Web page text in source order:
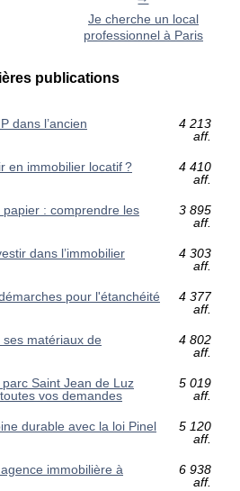
Je cherche un local
professionnel à Paris
publications
dans l’ancien
4 213
aff.
en immobilier locatif ?
4 410
aff.
: comprendre les
3 895
aff.
dans l’immobilier
4 303
aff.
pour l'étanchéité
4 377
aff.
matériaux de
4 802
aff.
Saint Jean de Luz
vos demandes
5 019
aff.
durable avec la loi Pinel
5 120
aff.
immobilière à
6 938
aff.